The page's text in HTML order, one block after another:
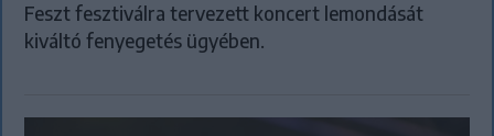
Feszt fesztiválra tervezett koncert lemondását
kiváltó fenyegetés ügyében.